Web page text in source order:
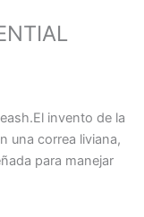
invento de la
una correa liviana,
para manejar